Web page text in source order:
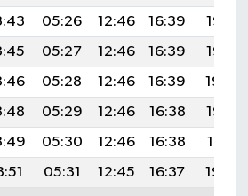
05:26 12:46 16:39
19:56
05:27 12:46 16:39
19:55
05:28 12:46 16:39
19:54
05:29 12:46 16:38
19:53
05:30 12:46 16:38
19:51
05:31 12:45 16:37
19:50